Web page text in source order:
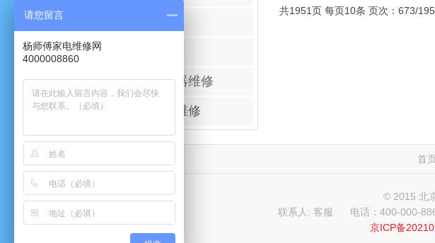
壁挂炉维修
进口空气净化器维修
太阳能热水器维修
共1951页 每页10条 页次：673/
首
© 2015 北
联系人: 客服
电话：400-000-
京ICP备
请您留言
杨师傅家电维修网
4000008860